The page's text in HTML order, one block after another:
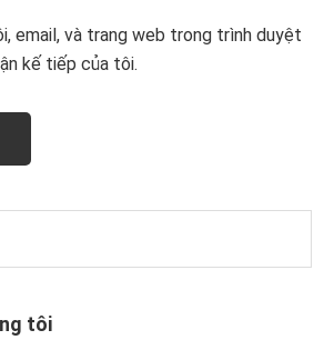
email, và trang web trong trình duyệt
kế tiếp của tôi.
tôi